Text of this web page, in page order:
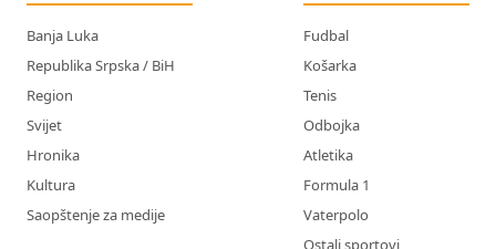
Banja Luka
Republika Srpska / BiH
Region
Svijet
Hronika
Kultura
Saopštenje za medije
Fudbal
Košarka
Tenis
Odbojka
Atletika
Formula 1
Vaterpolo